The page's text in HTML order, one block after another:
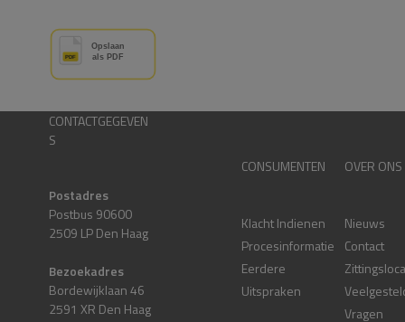
CONTACTGEGEVEN
S
Postadres
Postbus 90600
2509 LP Den Haag
Bezoekadres
Bordewijklaan 46
2591 XR Den Haag
CONSUMENTEN
Klacht Indienen
Procesinformatie
Eerdere
Uitspraken
OVER ONS
Nieuws
Contact
Vragen